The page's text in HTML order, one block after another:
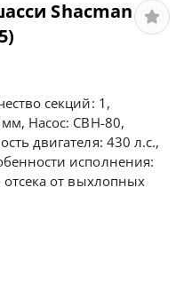
Shacman
секций: 1,
Насос: СВН-80,
двигателя: 430 л.с.,
исполнения:
отсека от выхлопных